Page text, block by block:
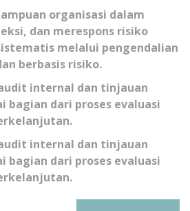
organisasi dalam
dan merespons risiko
melalui pengendalian
berbasis risiko.
internal dan tinjauan
bagian dari proses evaluasi
internal dan tinjauan
bagian dari proses evaluasi